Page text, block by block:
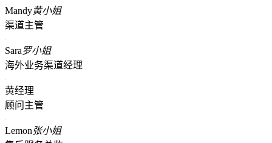
Mandy黄小姐
渠道主管
Sara罗小姐
海外业务渠道经理
黄经理
顾问主管
Lemon张小姐